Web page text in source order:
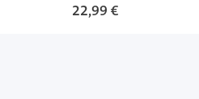
22,99 €